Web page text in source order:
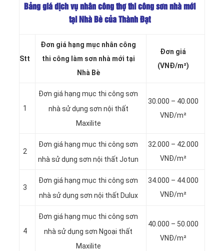
Bảng giá dịch vụ nhân công thợ thi công sơn nhà mới
tại Nhà Bè của Thành Đạt
Stt
Đơn giá hạng mục nhân công
thi công làm sơn nhà mới tại
Nhà Bè
Đơn giá
(VNĐ/m²)
1
Đơn giá hạng mục thi công sơn
nhà sử dụng sơn nội thất
Maxilite
30.000 – 40.000
VNĐ/m²
2
Đơn giá hạng mục thi công sơn
nhà sử dụng sơn nội thất Jotun
32.000 – 42.000
VNĐ/m²
3
Đơn giá hạng mục thi công sơn
nhà sử dụng sơn nội thất Dulux
34.000 – 44.000
VNĐ/m²
4
Đơn giá hạng mục thi công sơn
nhà sử dụng sơn Ngoại thất
Maxilite
40.000 – 50.000
VNĐ/m²